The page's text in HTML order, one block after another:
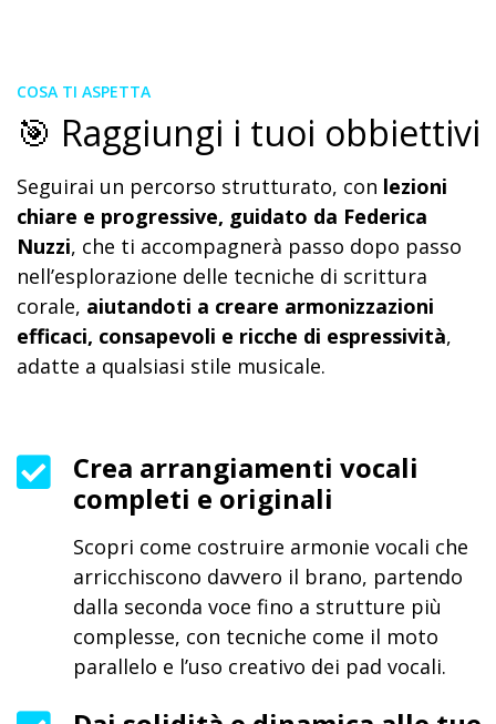
COSA TI ASPETTA
🎯 Raggiungi i tuoi obbiettivi
Seguirai un percorso strutturato, con lezioni
chiare e progressive, guidato da Federica
Nuzzi, che ti accompagnerà passo dopo passo
nell’esplorazione delle tecniche di scrittura
corale, aiutandoti a creare armonizzazioni
efficaci, consapevoli e ricche di espressività,
adatte a qualsiasi stile musicale.
Crea arrangiamenti vocali
completi e originali
Scopri come costruire armonie vocali che
arricchiscono davvero il brano, partendo
dalla seconda voce fino a strutture più
complesse, con tecniche come il moto
parallelo e l’uso creativo dei pad vocali.